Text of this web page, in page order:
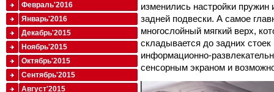
изменились настройки пружин
задней подвески. А самое
многослойный мягкий верх,
складывается до задних
информационно-
сенсорным экраном и
Февраль'2016
Январь'2016
Декабрь'2015
Ноябрь'2015
Октябрь'2015
Сентябрь'2015
Август'2015